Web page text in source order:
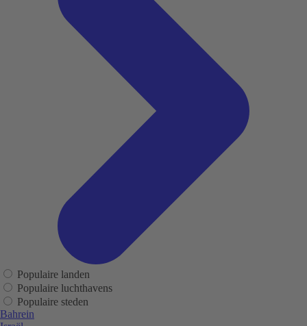
Populaire landen
Populaire luchthavens
Populaire steden
Bahrein